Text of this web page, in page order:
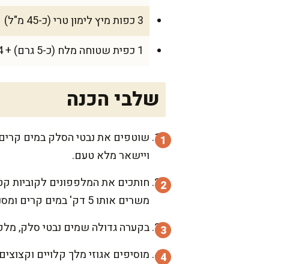
3 כפות מיץ לימון טרי (כ-45 מ"ל)
1 כפית שטוחה מלח (כ-5 גרם) + 1/4 כפית פלפל שחור
שלבי הכנה
ויישאר מלא טעם.
חותכים את המלפפונים לקוביות
משרים אותו 5 דק' במים קרים ומסננים.
בקערה גדולה שמים נבטי סלק,
מוסיפים אגוזי מלך קלויים